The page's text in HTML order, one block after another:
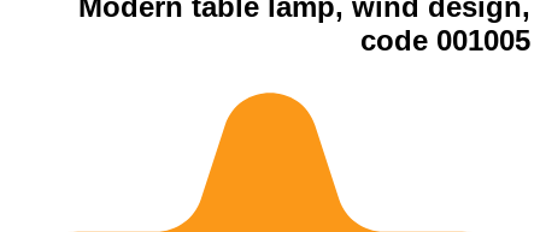
code 001005